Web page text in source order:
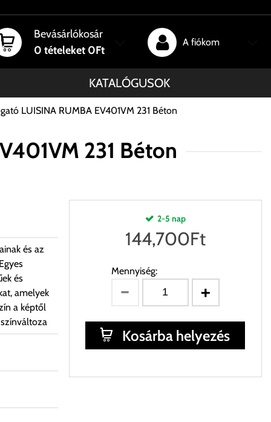
Bevásárlókosár
0 tételeket 0Ft
A fiókom
KATALÓGUSOK
LUISINA RUMBA EV401VM 231 Béton
231 Béton
és az
és
amelyek
a képtől
2-5 nap
144,700Ft
Mennyiség:
Kosárba helyezés